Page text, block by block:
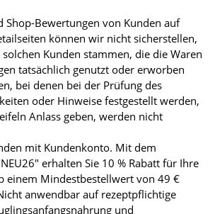
Shop-Bewertungen von Kunden auf
können wir nicht sicherstellen,
Kunden stammen, die die Waren
tatsächlich genutzt oder erworben
bei denen bei der Prüfung des
oder Hinweise festgestellt werden,
Anlass geben, werden nicht
mit Kundenkonto. Mit dem
erhalten Sie 10 % Rabatt für Ihre
einem Mindestbestellwert von 49 €
anwendbar auf rezeptpflichtige
und